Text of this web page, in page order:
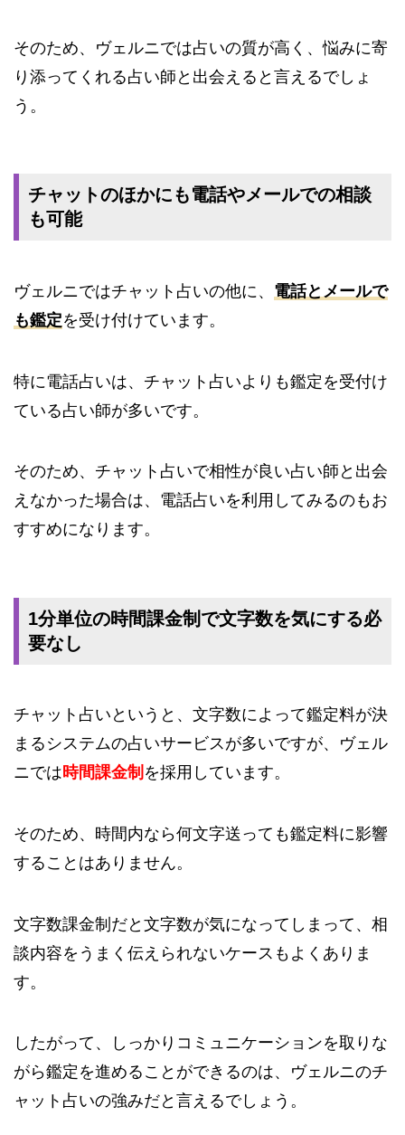
そのため、ヴェルニでは占いの質が高く、悩みに寄
り添ってくれる占い師と出会えると言えるでしょ
う。
チャットのほかにも電話やメールでの相談
も可能
ヴェルニではチャット占いの他に、 電話とメールで
も鑑定を受け付けています。
特に電話占いは、チャット占いよりも鑑定を受付け
ている占い師が多いです。
そのため、チャット占いで相性が良い占い師と出会
えなかった場合は、電話占いを利用してみるのもお
すすめになります。
1分単位の時間課金制で文字数を気にする必
要なし
チャット占いというと、文字数によって鑑定料が決
まるシステムの占いサービスが多いですが、ヴェル
ニでは 時間課金制 を採用しています。
そのため、時間内なら何文字送っても鑑定料に影響
することはありません。
文字数課金制だと文字数が気になってしまって、相
談内容をうまく伝えられないケースもよくありま
す。
したがって、しっかりコミュニケーションを取りな
がら鑑定を進めることができるのは、ヴェルニのチ
ャット占いの強みだと言えるでしょう。